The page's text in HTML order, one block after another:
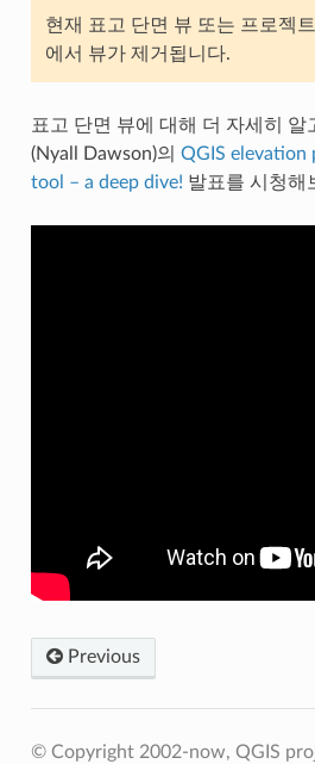
현재 표고 단면 뷰 또는 프로젝
에서 뷰가 제거됩니다.
표고 단면 뷰에 대해 더 자세히 알
(Nyall Dawson)의 QGIS elevation
tool – a deep dive! 발표를 시청해
Previous
© Copyright 2002-now, QGIS